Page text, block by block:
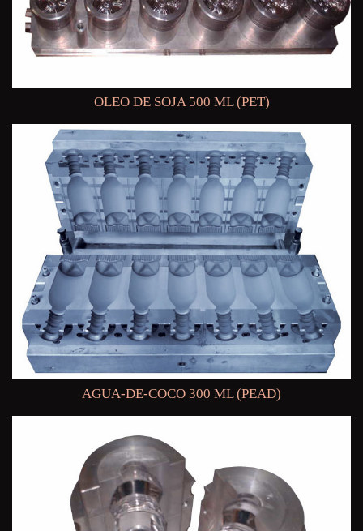
OLEO DE SOJA 500 ML (PET)
AGUA-DE-COCO 300 ML (PEAD)